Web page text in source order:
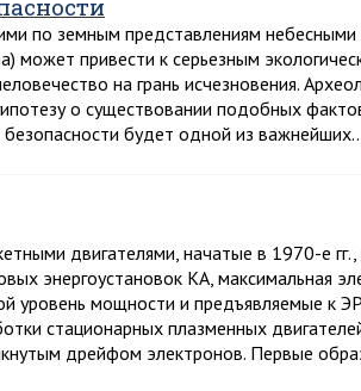
по земным представлениям
может привести к серьезным
на грань исчезновения.
о существовании подобных
будет одной из
двигателями, начатые в 1970-е
энергоустановок КА, максимальная
уровень мощности и предъявляемые к
стационарных плазменных
дрейфом электронов. Первые